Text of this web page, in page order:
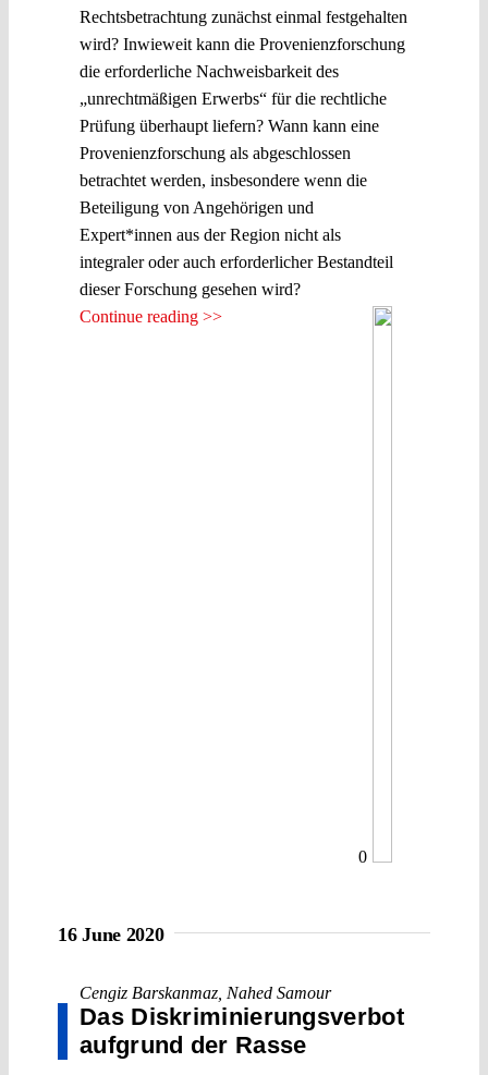
Rechtsbetrachtung zunächst einmal festgehalten
wird? Inwieweit kann die Provenienzforschung
die erforderliche Nachweisbarkeit des
„unrechtmäßigen Erwerbs“ für die rechtliche
Prüfung überhaupt liefern? Wann kann eine
Provenienzforschung als abgeschlossen
betrachtet werden, insbesondere wenn die
Beteiligung von Angehörigen und
Expert*innen aus der Region nicht als
integraler oder auch erforderlicher Bestandteil
dieser Forschung gesehen wird?
Continue reading >>
0
16 June 2020
Cengiz Barskanmaz Nahed Samour
Das Diskriminierungs­verbot
aufgrund der Rasse